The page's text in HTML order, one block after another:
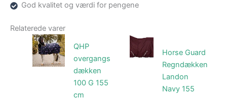
God kvalitet og værdi for pengene
Relaterede varer
QHP
overgangs
dækken
100 G 155
cm
Horse Guard
Regndækken
Landon
Navy 155